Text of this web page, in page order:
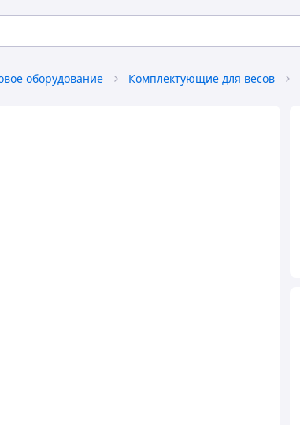
оборудование Комплектующие для весов